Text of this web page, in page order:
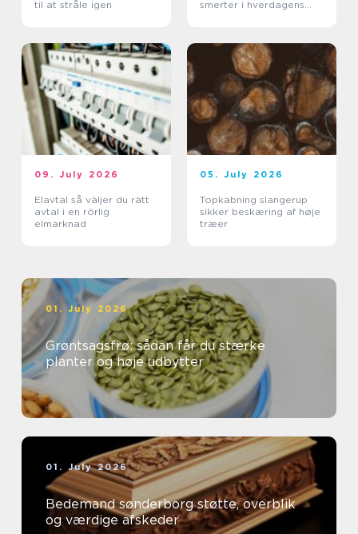
til at stråle igen
smerter i hverdagens
09. July 2026
Elavtal så väljer du rätt
avtal i en rörlig
elmarknad
05. July 2026
Topkabning slangerup
sikker beskæring af høje
træer
01. July 2026
Grøntsagsfrø: sådan får du stærke
planter og høje udbytter
01. July 2026
Bedemand sønderborg støtte, overblik
og værdige afskeder